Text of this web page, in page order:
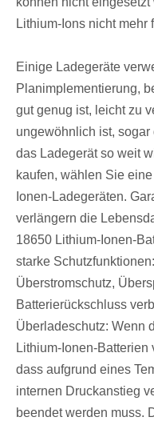
Lithium-Ions nicht mehr
Einige Ladegeräte
Planimplementierung,
gut genug ist, leicht zu
ungewöhnlich ist,
das Ladegerät so weit
kaufen, wählen Sie
Ionen-Ladegeräten.
verlängern die
18650 Lithium-Ionen-
starke
Überstromschutz,
Batterierückschluss
Überladeschutz: Wenn
Lithium-Ionen-
dass aufgrund eines
internen Druckanstieg
beendet werden muss.